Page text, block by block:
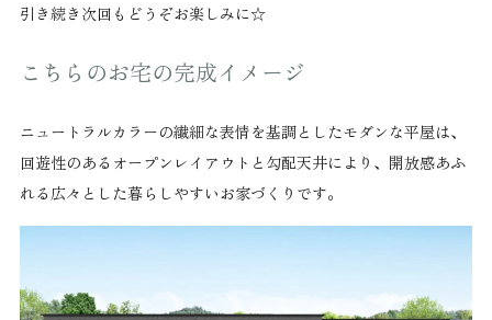
引き続き次回もどうぞお楽しみに☆
こちらのお宅の完成イメージ
ニュートラルカラーの繊細な表情を基調としたモダンな平屋は、
回遊性のあるオープンレイアウトと勾配天井により、開放感あふ
れる広々とした暮らしやすいお家づくりです。